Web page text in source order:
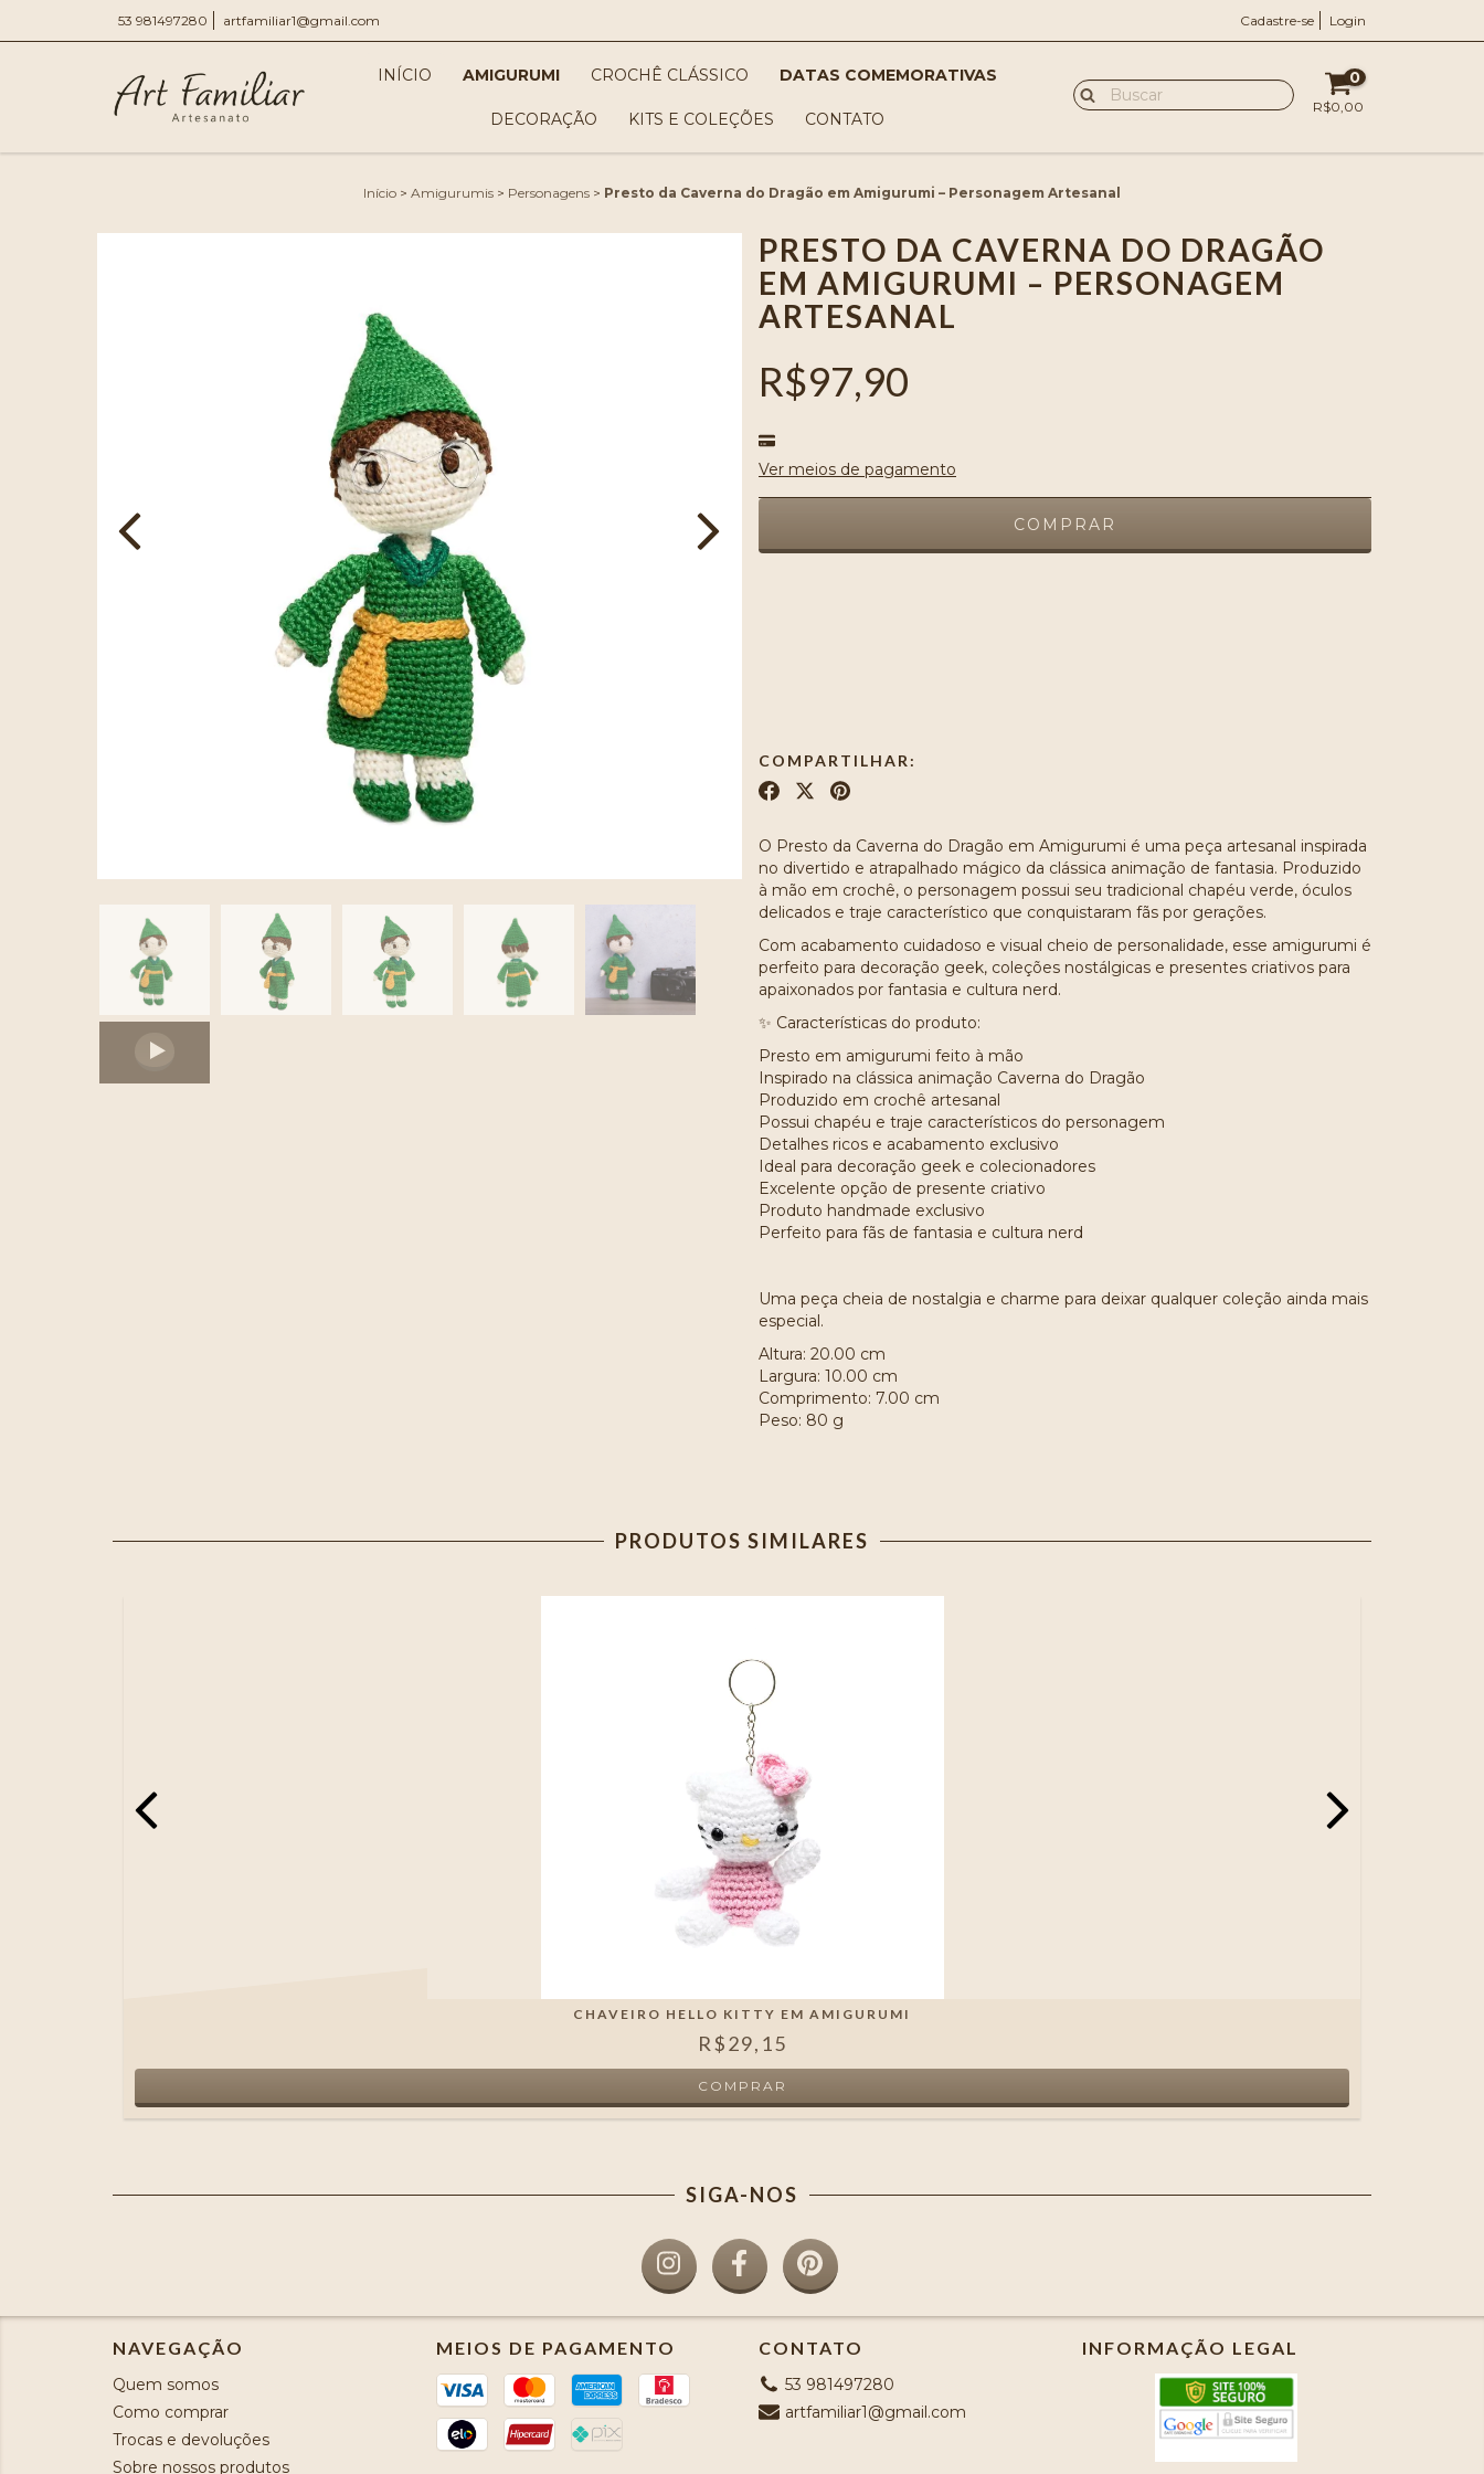
53 981497280 artfamiliar1@gmail.com Cadastre-se Login
INÍCIO AMIGURUMI CROCHÊ CLÁSSICO DATAS COMEMORATIVAS
DECORAÇÃO KITS E COLEÇÕES CONTATO
0
R$0,00
Início > Amigurumis > Personagens > Presto da Caverna do Dragão em Amigurumi – Personagem Artesanal
PRESTO DA CAVERNA DO DRAGÃO
EM AMIGURUMI – PERSONAGEM
ARTESANAL
R$97,90
Ver meios de pagamento
COMPARTILHAR:
O Presto da Caverna do Dragão em Amigurumi é uma peça artesanal inspirada
no divertido e atrapalhado mágico da clássica animação de fantasia. Produzido
à mão em crochê, o personagem possui seu tradicional chapéu verde, óculos
delicados e traje característico que conquistaram fãs por gerações.
Com acabamento cuidadoso e visual cheio de personalidade, esse amigurumi é
perfeito para decoração geek, coleções nostálgicas e presentes criativos para
apaixonados por fantasia e cultura nerd.
✨ Características do produto:
Presto em amigurumi feito à mão
Inspirado na clássica animação Caverna do Dragão
Produzido em crochê artesanal
Possui chapéu e traje característicos do personagem
Detalhes ricos e acabamento exclusivo
Ideal para decoração geek e colecionadores
Excelente opção de presente criativo
Produto handmade exclusivo
Perfeito para fãs de fantasia e cultura nerd
Uma peça cheia de nostalgia e charme para deixar qualquer coleção ainda mais
especial.
Altura: 20.00 cm
Largura: 10.00 cm
Comprimento: 7.00 cm
Peso: 80 g
PRODUTOS SIMILARES
CHAVEIRO HELLO KITTY EM AMIGURUMI
R$29,15
SIGA-NOS
NAVEGAÇÃO
Quem somos
Como comprar
Trocas e devoluções
Sobre nossos produtos
MEIOS DE PAGAMENTO CONTATO
53 981497280
artfamiliar1@gmail.com
INFORMAÇÃO LEGAL